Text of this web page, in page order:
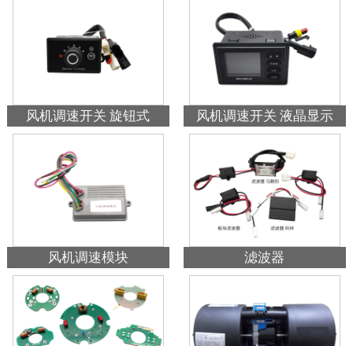
风机调速开关 旋钮式 风机调速开关 液晶显示
风机调速模块 滤波器